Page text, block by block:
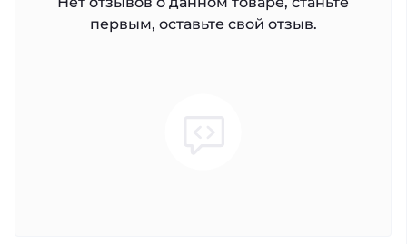
первым, оставьте свой отзыв.